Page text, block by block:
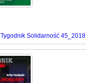
Tygodnik Solidarność 45_2018